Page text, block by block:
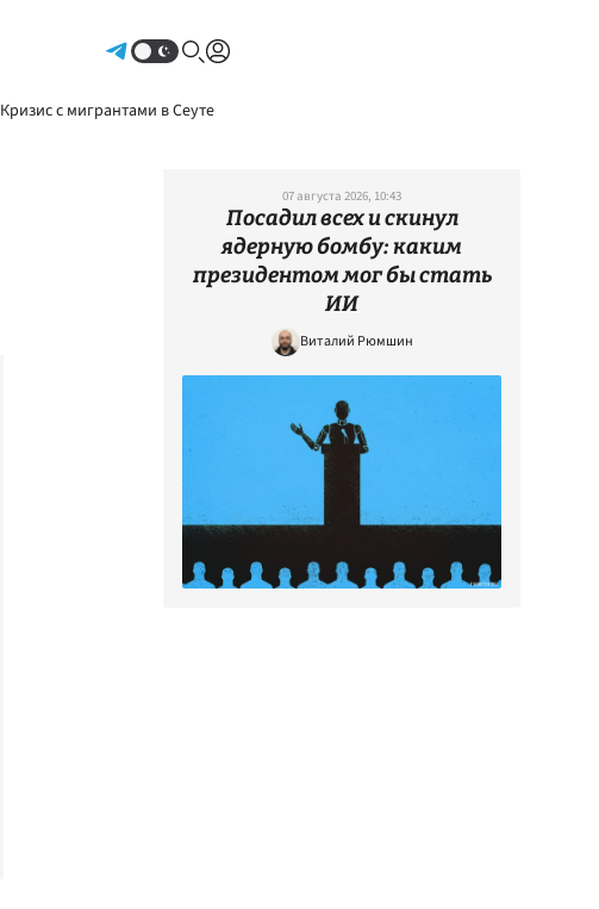
Кризис с мигрантами в Сеуте
07 августа 2026, 10:43
Посадил всех и скинул
ядерную бомбу: каким
президентом мог бы стать
ИИ
Виталий Рюмшин